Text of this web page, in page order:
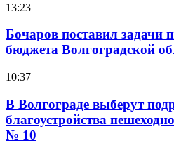
13:23
Бочаров поставил задачи
бюджета Волгоградской
10:37
В Волгограде выберут
благоустройства
№ 10